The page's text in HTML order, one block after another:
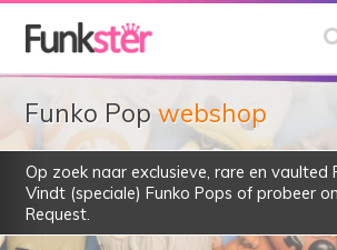
Funko Popwebshop
Op zoek naar exclusieve, rare en vaulted
Vindt (speciale) Funko Pops of probeer
Request.